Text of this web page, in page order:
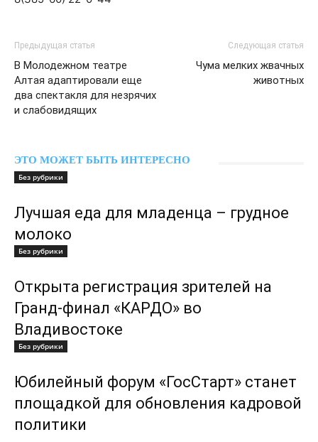
Предыдущая статья
В Молодежном театре
Алтая адаптировали еще
два спектакля для незрячих
и слабовидящих
Следующая статья
Чума мелких жвачных
животных
ЭТО МОЖЕТ БЫТЬ ИНТЕРЕСНО
Без рубрики
Лучшая еда для младенца – грудное
молоко
Без рубрики
Открыта регистрация зрителей на
Гранд-финал «КАРДО» во
Владивостоке
Без рубрики
Юбилейный форум «ГосСтарт» станет
площадкой для обновления кадровой
политики